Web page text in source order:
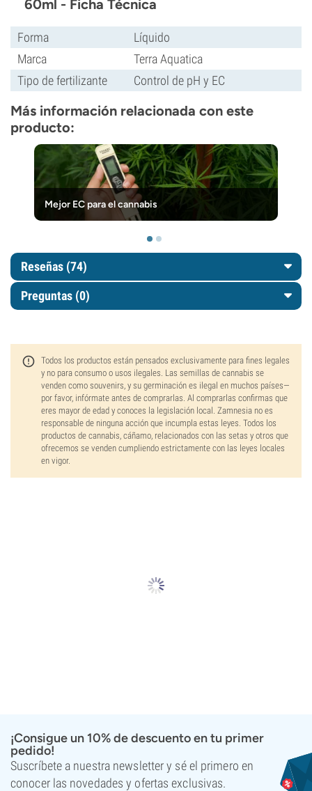
60ml - Ficha Técnica
Forma
Líquido
Marca
Terra Aquatica
Tipo de fertilizante
Control de pH y EC
Más información relacionada con este
producto:
Mejor EC para el cannabis
Reseñas (74)
Preguntas (0)
Todos los productos están pensados exclusivamente para fines legales
y no para consumo o usos ilegales. Las semillas de cannabis se
venden como souvenirs, y su germinación es ilegal en muchos países—
por favor, infórmate antes de comprarlas. Al comprarlas confirmas que
eres mayor de edad y conoces la legislación local. Zamnesia no es
responsable de ninguna acción que incumpla estas leyes. Todos los
productos de cannabis, cáñamo, relacionados con las setas y otros que
ofrecemos se venden cumpliendo estrictamente con las leyes locales
en vigor.
¡Consigue un 10% de descuento en tu primer
pedido!
Suscríbete a nuestra newsletter y sé el primero en
conocer las novedades y ofertas exclusivas.